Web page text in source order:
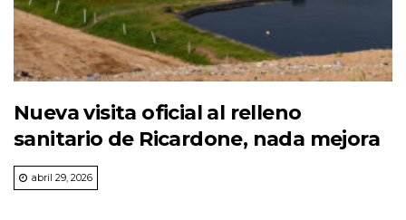
Nueva visita oficial al relleno
sanitario de Ricardone, nada mejora
abril 29, 2026